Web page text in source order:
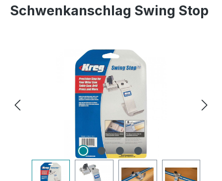
Schwenkanschlag Swing Stop